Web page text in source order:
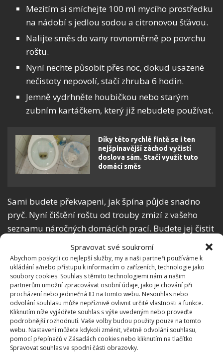
Spravovat své soukromí
Abychom poskytli co nejlepší služby, my a naši partneři používáme k
ukládání a/nebo přístupu k informacím o zařízeních, technologie jako
soubory cookies. Souhlas s těmito technologiemi nám a našim
partnerům umožní zpracovávat osobní údaje, jako je chování při
procházení nebo jedinečná ID na tomto webu. Nesouhlas nebo
odvolání souhlasu může nepříznivě ovlivnit určité vlastnosti a funkce.
Kliknutím níže vyjádřete souhlas s výše uvedeným nebo proveďte
podrobnější rozhodnutí. Vaše volby budou použity pouze na tomto
webu. Nastavení můžete kdykoli změnit, včetně odvolání souhlasu,
pomocí přepínačů v Zásadách cookies nebo kliknutím na tlačítko
Spravovat souhlas ve spodní části obrazovky.
Mezitím si smíchejte 100 ml mycího prostředku
na nádobí s jedlou sodou a citronovou šťávou.
Nalijte směs do vany rovnoměrně po povrchu
roštu.
Nyní nechte působit přes noc, dokud usazené
nečistoty nepovolí, stačí zhruba 6 hodin.
Jemně vydrhněte houbičkou nebo starým
zubním kartáčkem, který již nebudete používat.
Díky této rychlé fintě se i ten
nejšpinavější záchod vyčistí
doslova sám. Stačí využít tuto
domácí směs
Sami budete překvapeni, jak špína půjde snadno
pryč. Nyní čištění roštu od trouby zmizí z vašeho
seznamu náročných domácích prací. Budete jej čistit
pravidelně, a dokonce i rádi. Na BydlímeÚtulně
jsme už také psali, jak správně vyčistitindukční
varnou desku.